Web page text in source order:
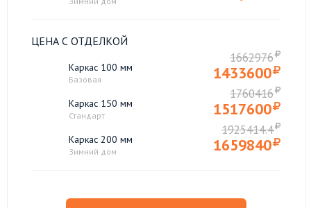
ЦЕНА С ОТДЕЛКОЙ
Каркас 100 мм
Базовая
1662976
1433600
Каркас 150 мм
Стандарт
1760416
1517600
Каркас 200 мм
Зимний дом
1925414.4
1659840